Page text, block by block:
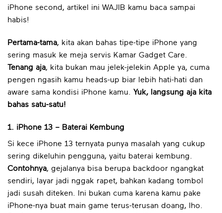
iPhone second, artikel ini WAJIB kamu baca sampai
habis!
Pertama-tama, kita akan bahas tipe-tipe iPhone yang
sering masuk ke meja servis Kamar Gadget Care.
Tenang aja, kita bukan mau jelek-jelekin Apple ya, cuma
pengen ngasih kamu heads-up biar lebih hati-hati dan
aware sama kondisi iPhone kamu. Yuk, langsung aja kita
bahas satu-satu!
1. iPhone 13 – Baterai Kembung
Si kece iPhone 13 ternyata punya masalah yang cukup
sering dikeluhin pengguna, yaitu baterai kembung.
Contohnya, gejalanya bisa berupa backdoor ngangkat
sendiri, layar jadi nggak rapet, bahkan kadang tombol
jadi susah diteken. Ini bukan cuma karena kamu pake
iPhone-nya buat main game terus-terusan doang, lho.